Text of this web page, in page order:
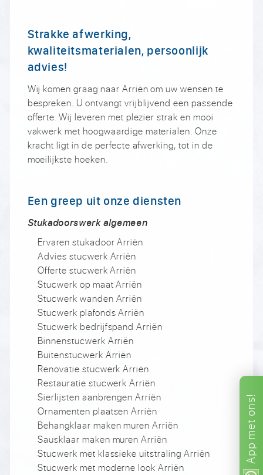
App
met
ons!
Strakke afwerking,
kwaliteitsmaterialen, persoonlijk
advies!
Wij komen graag naar Arriën om uw wensen te
bespreken. U ontvangt vrijblijvend een passende
offerte. Wij leveren met plezier strak en mooi
vakwerk met hoogwaardige materialen. Onze
kracht ligt in de perfecte afwerking, tot in de
moeilijkste hoeken.
Een greep uit onze diensten
Stukadoorswerk algemeen
Ervaren stukadoor Arriën
Advies stucwerk Arriën
Offerte stucwerk Arriën
Stucwerk op maat Arriën
Stucwerk wanden Arriën
Stucwerk plafonds Arriën
Stucwerk bedrijfspand Arriën
Binnenstucwerk Arriën
Buitenstucwerk Arriën
Renovatie stucwerk Arriën
Restauratie stucwerk Arriën
Sierlijsten aanbrengen Arriën
Ornamenten plaatsen Arriën
Behangklaar maken muren Arriën
Sausklaar maken muren Arriën
Stucwerk met klassieke uitstraling Arriën
Stucwerk met moderne look Arriën